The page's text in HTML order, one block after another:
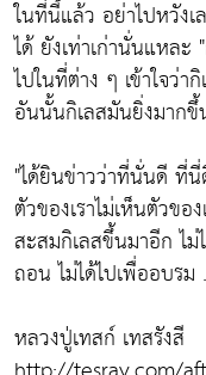
ในที่นี้แล้ว อย่าไปหวังเ
ได้ ยังเท่าเก่านั่นแหละ
ไปในที่ต่าง ๆ เข้าใจว่า
อันนั้นกิเลสมันยิ่งมากขึ้
"ได้ยินข่าวว่าที่นั่นดี ที่
ตัวของเราไม่เห็นตัวของ
สะสมกิเลสขึ้นมาอีก ไม่
ถอน ไม่ได้ไปเพื่ออบรม
หลวงปู่เทสก์ เทสรังสี